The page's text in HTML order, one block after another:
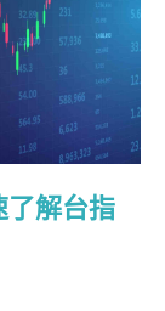
了解台指